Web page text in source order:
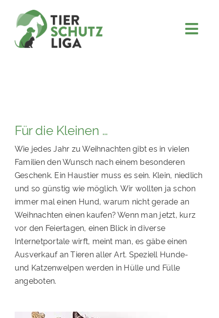
content
FÖRDERN & VERERBEN
KOOPERATIONEN
4KIDS
TIERHEIMTIERE
TIERHEIME
PATENSCHAFTEN
HELFER WERDEN
RATGEBER
Für die Kleinen …
Wie jedes Jahr zu Weihnachten gibt es in vielen
Familien den Wunsch nach einem besonderen
Geschenk. Ein Haustier muss es sein. Klein, niedlich
und so günstig wie möglich. Wir wollten ja schon
immer mal einen Hund, warum nicht gerade an
Weihnachten einen kaufen? Wenn man jetzt, kurz
vor den Feiertagen, einen Blick in diverse
Internetportale wirft, meint man, es gäbe einen
Ausverkauf an Tieren aller Art. Speziell Hunde-
und Katzenwelpen werden in Hülle und Fülle
angeboten.